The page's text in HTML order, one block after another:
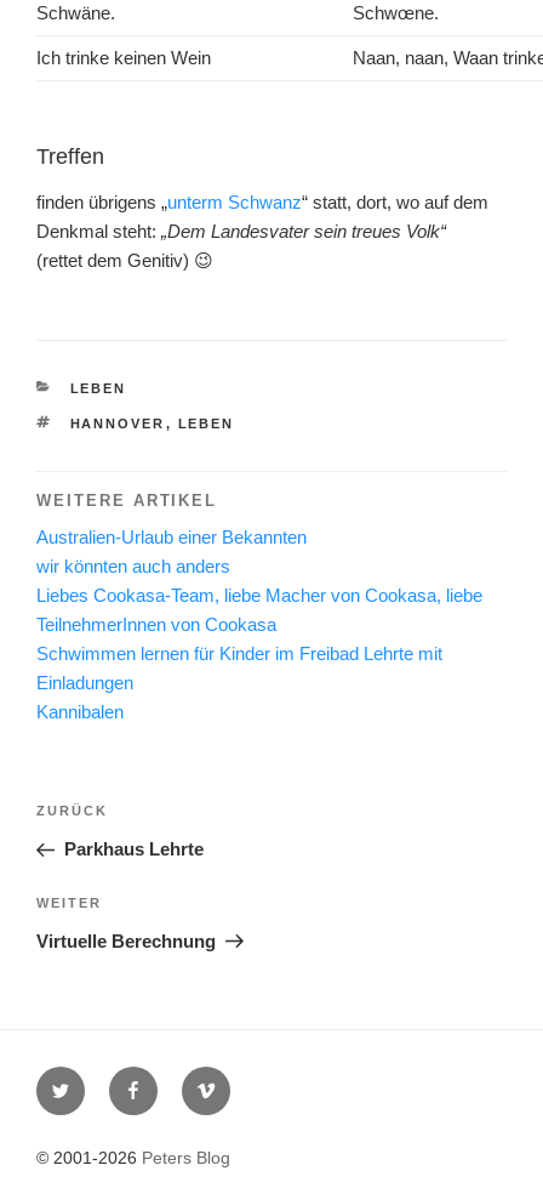
Schwäne.
Schwœne.
Ich trinke keinen Wein Naan, naan, Waan
Treffen
finden übrigens „unterm Schwanz“ statt, dort, wo auf dem
Denkmal steht: „Dem Landesvater sein treues Volk“
(rettet dem Genitiv) 😉
KATEGORIEN
LEBEN
SCHLAGWÖRTER
HANNOVER , LEBEN
WEITERE ARTIKEL
Australien-Urlaub einer Bekannten
wir könnten auch anders
Liebes Cookasa-Team, liebe Macher von Cookasa, liebe
TeilnehmerInnen von Cookasa
Schwimmen lernen für Kinder im Freibad Lehrte mit
Einladungen
Kannibalen
Beitragsnavigation
Vorheriger
Beitrag
ZURÜCK
Parkhaus Lehrte
Nächster
Beitrag
WEITER
Virtuelle Berechnung
Twitter FacebookVimeo
© 2001-2026 Peters Blog